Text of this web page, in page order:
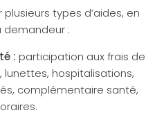
types d’aides, en
:
: participation aux frais de
hospitalisations,
complémentaire santé,